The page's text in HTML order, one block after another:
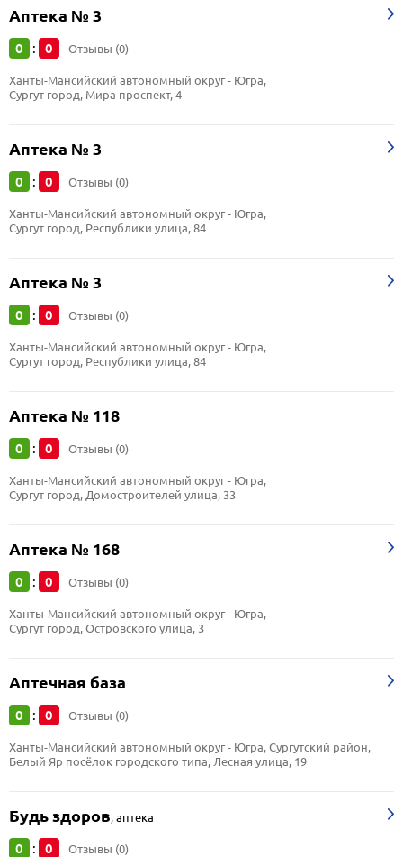
Аптека № 3
0 : 0 Отзывы (0)
Ханты-Мансийский автономный округ - Югра,
Сургут город, Мира проспект, 4
Аптека № 3
0 : 0 Отзывы (0)
Ханты-Мансийский автономный округ - Югра,
Сургут город, Республики улица, 84
Аптека № 3
0 : 0 Отзывы (0)
Ханты-Мансийский автономный округ - Югра,
Сургут город, Республики улица, 84
Аптека № 118
0 : 0 Отзывы (0)
Ханты-Мансийский автономный округ - Югра,
Сургут город, Домостроителей улица, 33
Аптека № 168
0 : 0 Отзывы (0)
Ханты-Мансийский автономный округ - Югра,
Сургут город, Островского улица, 3
Аптечная база
0 : 0 Отзывы (0)
Ханты-Мансийский автономный округ - Югра, Сургутский район,
Белый Яр посёлок городского типа, Лесная улица, 19
Будь здоров,аптека
0 : 0 Отзывы (0)